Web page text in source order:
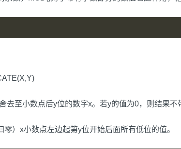
去至小数点后y位的数字x。若y的值为0，则结果不
）x小数点左边起第y位开始后面所有低位的值。